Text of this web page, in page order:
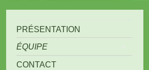
PRÉSENTATION
ÉQUIPE
CONTACT